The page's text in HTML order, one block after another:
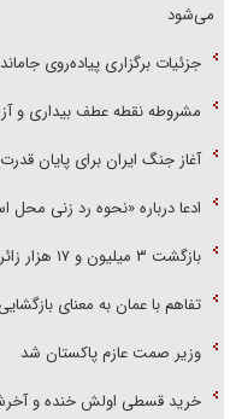
می‌شود
جزئیات برگزاری پیاده‌روی
مشروطه نقطه عطف بیداری و
آغاز جنگ ایران برای پایان
ادعا درباره «نحوه رد زنی
بازگشت ۳ میلیون و ۱۷ هزار زائر اربعین به کشور
تفاهم با عمان به معنای
وزیر صمت عازم پاکستان شد
خرید قسطی اولش خنده و